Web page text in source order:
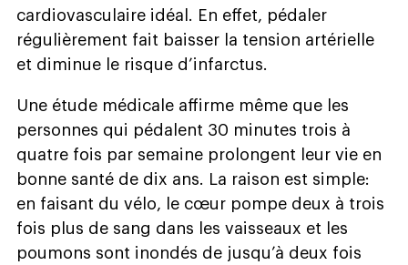
cardiovasculaire idéal. En effet, pédaler
régulièrement fait baisser la tension artérielle
et diminue le risque d’infarctus.
Une étude médicale affirme même que les
personnes qui pédalent 30 minutes trois à
quatre fois par semaine prolongent leur vie en
bonne santé de dix ans. La raison est simple:
en faisant du vélo, le cœur pompe deux à trois
fois plus de sang dans les vaisseaux et les
poumons sont inondés de jusqu’à deux fois